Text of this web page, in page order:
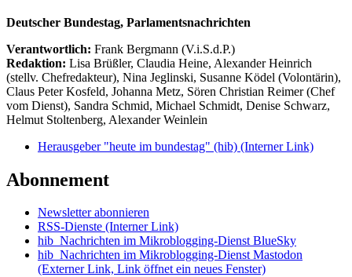
Deutscher Bundestag, Parlamentsnachrichten
Verantwortlich: Frank Bergmann (V.i.S.d.P.)
Redaktion: Lisa Brüßler, Claudia Heine, Alexander Heinrich
(stellv. Chefredakteur), Nina Jeglinski, Susanne Ködel (Volontärin),
Claus Peter Kosfeld, Johanna Metz, Sören Christian Reimer (Chef
vom Dienst), Sandra Schmid, Michael Schmidt, Denise Schwarz,
Helmut Stoltenberg, Alexander Weinlein
Herausgeber "heute im bundestag" (hib) (Interner Link)
Abonnement
Newsletter abonnieren
RSS-Dienste (Interner Link)
hib_Nachrichten im Mikroblogging-Dienst BlueSky
hib_Nachrichten im Mikroblogging-Dienst Mastodon
(Externer Link, Link öffnet ein neues Fenster)